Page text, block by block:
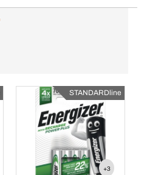
STANDARDline
+3